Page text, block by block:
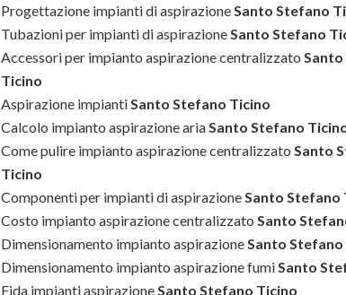
Progettazione impianti di aspirazioneSanto Stefano
Tubazioni per impianti di aspirazioneSanto Stefano
Accessori per impianto aspirazione centralizzato
Ticino
Aspirazione impiantiSanto Stefano Ticino
Calcolo impianto aspirazione ariaSanto Stefano
Come pulire impianto aspirazione centralizzato Santo
Ticino
Componenti per impianti di aspirazioneSanto Stefano
Costo impianto aspirazione centralizzato Santo
Dimensionamento impianto aspirazioneSanto Stefano
Dimensionamento impianto aspirazione fumiSanto
Fida impianti aspirazioneSanto Stefano Ticino